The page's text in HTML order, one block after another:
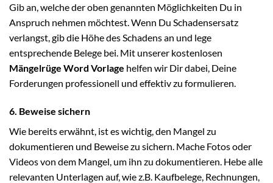
Gib an, welche der oben genannten Möglichkeiten Du in
Anspruch nehmen möchtest. Wenn Du Schadensersatz
verlangst, gib die Höhe des Schadens an und lege
entsprechende Belege bei. Mit unserer kostenlosen
Mängelrüge Word Vorlage helfen wir Dir dabei, Deine
Forderungen professionell und effektiv zu formulieren.
6. Beweise sichern
Wie bereits erwähnt, ist es wichtig, den Mangel zu
dokumentieren und Beweise zu sichern. Mache Fotos oder
Videos von dem Mangel, um ihn zu dokumentieren. Hebe alle
relevanten Unterlagen auf, wie z.B. Kaufbelege, Rechnungen,